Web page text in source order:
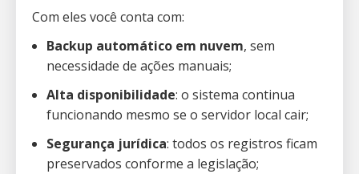
Com eles você conta com:
Backup automático em nuvem, sem
necessidade de ações manuais;
Alta disponibilidade: o sistema continua
funcionando mesmo se o servidor local cair;
Segurança jurídica: todos os registros ficam
preservados conforme a legislação;